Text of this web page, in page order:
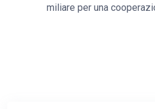
miliare per una